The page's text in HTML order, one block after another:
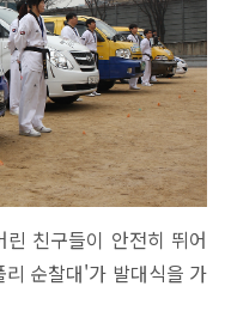
친구들이 안전히 뛰어
리 순찰대'가 발대식을 가